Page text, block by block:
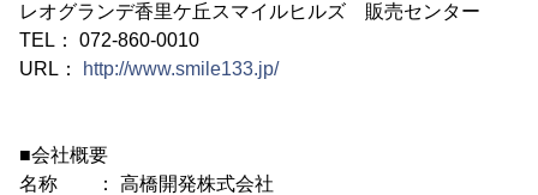
レオグランデ香里ケ丘スマイルヒルズ 販売センター
TEL： 072-860-0010
URL：
http://www.smile133.jp/
■会社概要
名称 ： 高橋開発株式会社